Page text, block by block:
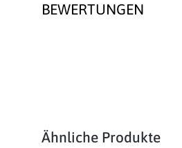
BEWERTUNGEN
Produktgalerie überspringen
Ähnliche Produkte